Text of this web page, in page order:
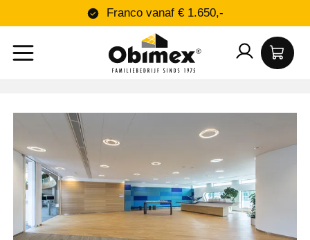
Franco vanaf € 1.650,-